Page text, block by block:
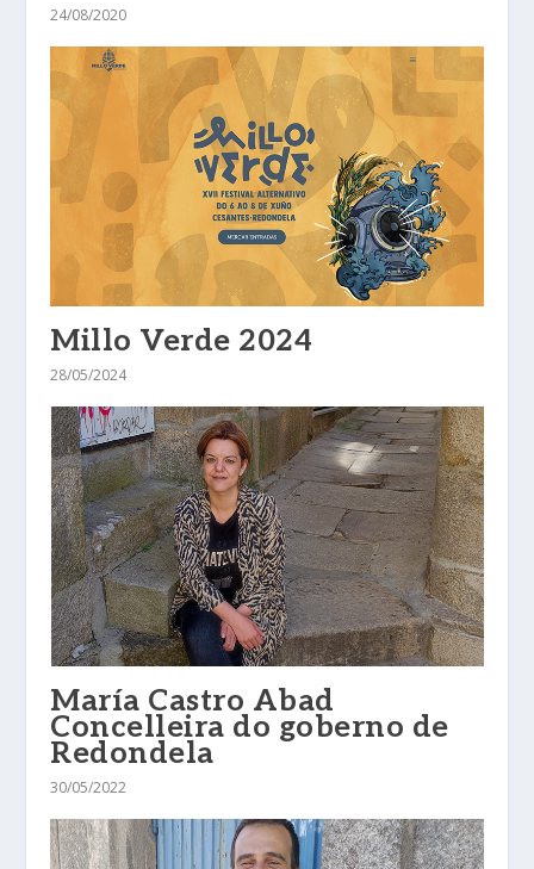
24/08/2020
Millo Verde 2024
28/05/2024
María Castro Abad
Concelleira do goberno de
Redondela
30/05/2022